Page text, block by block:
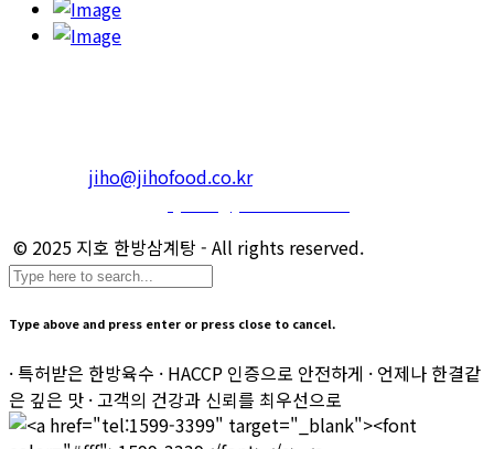
jiho@jihofood.co.kr
© 2025 지호 한방삼계탕 - All rights reserved.
Type above and press enter or press close to cancel.
· 특허받은 한방육수 · HACCP 인증으로 안전하게 · 언제나 한결같
은 깊은 맛 · 고객의 건강과 신뢰를 최우선으로